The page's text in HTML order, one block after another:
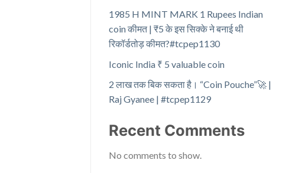
1985 H MINT MARK 1 Rupees Indian
coin कीमत | ₹5 के इस सिक्के ने बनाई थी
रिकॉर्डतोड़ कीमत?#tcpep1130
Iconic India ₹ 5 valuable coin
2 लाख तक बिक सकता है। “Coin Pouche”🚀 |
Raj Gyanee | #tcpep1129
Recent Comments
No comments to show.